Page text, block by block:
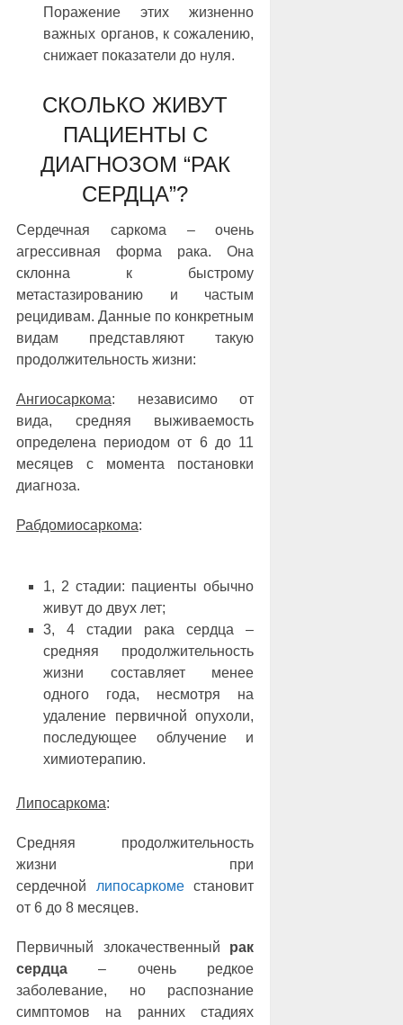
Поражение этих жизненно
важных органов, к сожалению,
снижает показатели до нуля.
СКОЛЬКО ЖИВУТ
ПАЦИЕНТЫ С
ДИАГНОЗОМ “РАК
СЕРДЦА”?
Сердечная саркома ‒ очень
агрессивная форма рака. Она
склонна к быстрому
метастазированию и частым
рецидивам. Данные по конкретным
видам представляют такую
продолжительность жизни:
Ангиосаркома: независимо от
вида, средняя выживаемость
определена периодом от 6 до 11
месяцев с момента постановки
диагноза.
Рабдомиосаркома:
1, 2 стадии: пациенты обычно
живут до двух лет;
3, 4 стадии рака сердца ‒
средняя продолжительность
жизни составляет менее
одного года, несмотря на
удаление первичной опухоли,
последующее облучение и
химиотерапию.
Липосаркома:
Средняя продолжительность
жизни при
сердечной липосаркоместановит
от 6 до 8 месяцев.
Первичный злокачественный рак
сердца‒ очень редкое
заболевание, но распознание
симптомов на ранних стадиях